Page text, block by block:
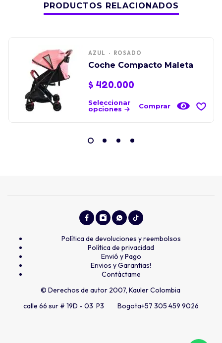
PRODUCTOS RELACIONADOS
AZUL ROSADO
Coche Compacto Maleta
$ 420.000
Seleccionar
opciones
Comprar
Política de devoluciones y reembolsos
Política de privacidad
Envió y Pago
Envios y Garantias!
Contáctame
© Derechos de autor 2007, Kauler Colombia
calle 66 sur # 19D - 03 P3 Bogota+57 305 459 9026